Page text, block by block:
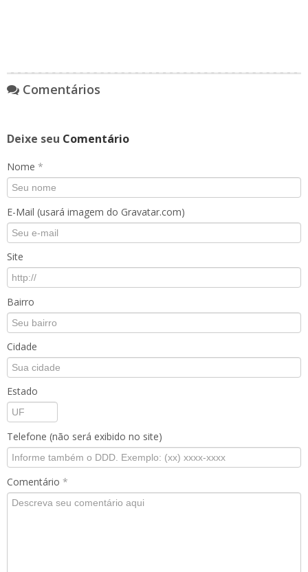
Comentários
Deixe seu Comentário
Nome *
E-Mail (usará imagem do Gravatar.com)
Site
Bairro
Cidade
Estado
Telefone (não será exibido no site)
Comentário *